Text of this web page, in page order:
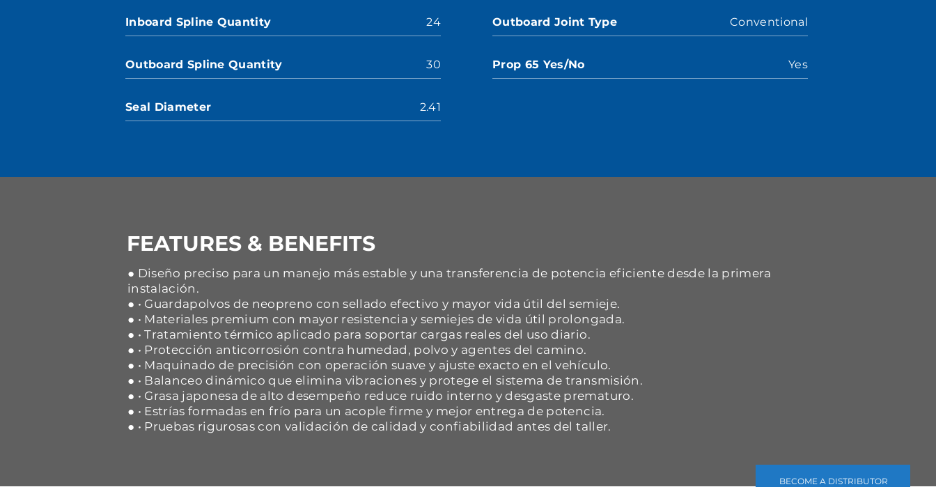
BECOME A DISTRIBUTOR
Inboard Spline Quantity 24
Outboard Spline Quantity 30
Seal Diameter 2.41
Outboard Joint Type Conventional
Prop 65 Yes/No Yes
FEATURES & BENEFITS
● Diseño preciso para un manejo más estable y una transferencia de potencia eficiente desde la primera
instalación.
● • Guardapolvos de neopreno con sellado efectivo y mayor vida útil del semieje.
● • Materiales premium con mayor resistencia y semiejes de vida útil prolongada.
● • Tratamiento térmico aplicado para soportar cargas reales del uso diario.
● • Protección anticorrosión contra humedad, polvo y agentes del camino.
● • Maquinado de precisión con operación suave y ajuste exacto en el vehículo.
● • Balanceo dinámico que elimina vibraciones y protege el sistema de transmisión.
● • Grasa japonesa de alto desempeño reduce ruido interno y desgaste prematuro.
● • Estrías formadas en frío para un acople firme y mejor entrega de potencia.
● • Pruebas rigurosas con validación de calidad y confiabilidad antes del taller.